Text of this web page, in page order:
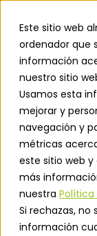
Este sitio web
ordenador que
información
nuestro sitio
Usamos esta
mejorar y
navegación y
métricas
este sitio web
más
nuestra
Si rechazas,
información
Manual
aislantes